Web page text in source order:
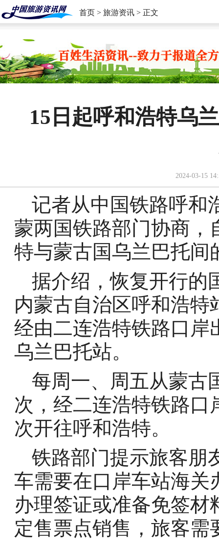
首页 > 旅游资讯 > 正文
15日起呼和浩特乌
2024-03-15
记者从中国铁路呼和
蒙两国铁路部门协商，
特与蒙古国乌兰巴托间
据介绍，恢复开行的
内蒙古自治区呼和浩特
经由二连浩特铁路口岸
乌兰巴托站。
每周一、周五从蒙古
次，经二连浩特铁路口
次开往呼和浩特。
铁路部门提示旅客朋
车需要在口岸车站海关
办理签证或准备免签
定售票点销售，旅客需